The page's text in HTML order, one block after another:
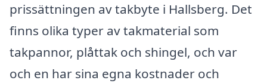
prissättningen av takbyte i Hallsberg. Det
finns olika typer av takmaterial som
takpannor, plåttak och shingel, och var
och en har sina egna kostnader och